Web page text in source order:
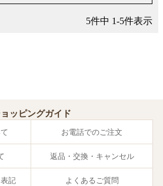
5件中 1-5件表示
ッピングガイド
お電話でのご注文
返品・交換・キャンセル
記 よくあるご質問